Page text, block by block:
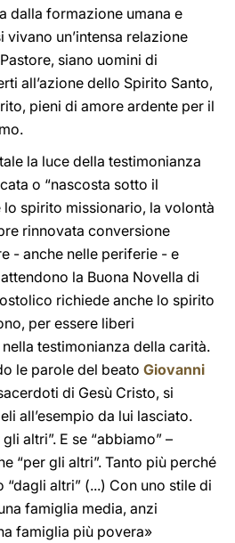
dalla formazione umana e
vivano un’intensa relazione
siano uomini di
all’azione dello Spirito Santo,
pieni di amore ardente per il
la luce della testimonianza
o “nascosta sotto il
lo spirito missionario, la volontà
rinnovata conversione
- anche nelle periferie - e
la Buona Novella di
richiede anche lo spirito
per essere liberi
nella testimonianza della carità.
le parole del beato Giovanni
di Gesù Cristo, si
all’esempio da lui lasciato.
altri”. E se “abbiamo” –
“per gli altri”. Tanto più perché
altri” (...) Con uno stile di
famiglia media, anzi
famiglia più povera»